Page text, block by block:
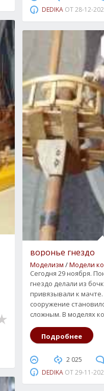
DEDIKA ОТ28-12-
воронье гнездо
Моделизм /Модели
Сегодня 29 ноября.
гнездо делали из
привязывали к
сооружение
сложным. В моделях
Подробнее
2 025
DEDIKA ОТ29-11-